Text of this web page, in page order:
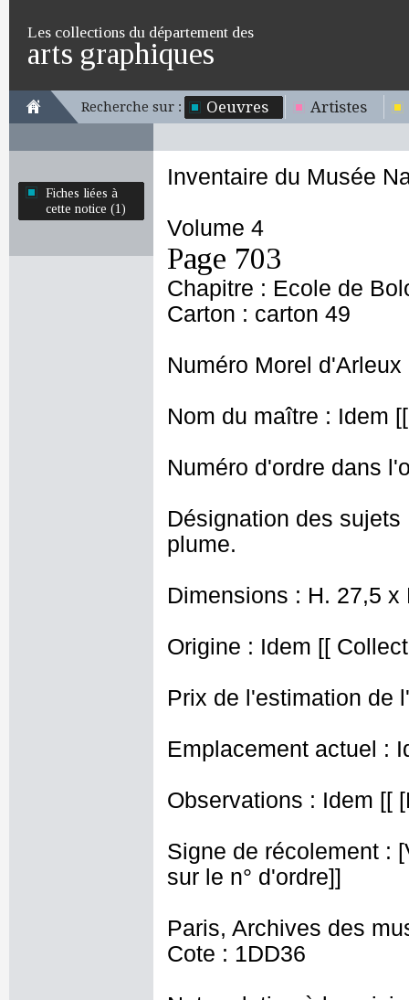
Les collections du département des
arts graphiques
Recherche sur : Oeuvres Artistes
Fiches liées à
cette notice (1)
Inventaire du Musée
Volume 4
Page 703
Chapitre : Ecole de
Carton : carton 49
Numéro Morel d'Arleux
Nom du maître : Idem
Numéro d'ordre dans
Désignation des
plume.
Dimensions : H. 27,5 x
Origine : Idem [[
Prix de l'estimation de
Emplacement actuel :
Observations : Idem [[
Signe de récolement :
sur le n° d'ordre]]
Paris, Archives des
Cote : 1DD36